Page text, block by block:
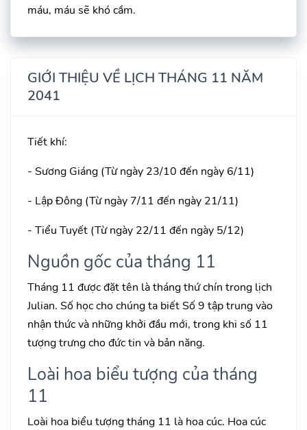
máu, máu sẽ khó cầm.
GIỚI THIỆU VỀ LỊCH THÁNG 11 NĂM
2041
Tiết khí:
- Sương Giáng (Từ ngày 23/10 đến ngày 6/11)
- Lập Đông (Từ ngày 7/11 đến ngày 21/11)
- Tiểu Tuyết (Từ ngày 22/11 đến ngày 5/12)
Nguồn gốc của tháng 11
Tháng 11 được đặt tên là tháng thứ chín trong lịch
Julian. Số học cho chúng ta biết Số 9 tập trung vào
nhận thức và những khởi đầu mới, trong khi số 11
tượng trưng cho đức tin và bản năng.
Loài hoa biểu tượng của tháng
11
Loài hoa biểu tượng tháng 11 là hoa cúc. Hoa cúc